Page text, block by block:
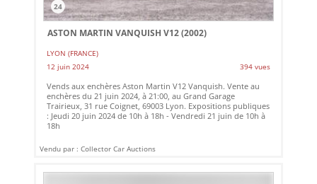
24
ASTON MARTIN VANQUISH V12 (2002)
LYON (FRANCE)
12 juin 2024
394 vues
Vends aux enchères Aston Martin V12 Vanquish. Vente au
enchères du 21 juin 2024, à 21:00, au Grand Garage
Trairieux, 31 rue Coignet, 69003 Lyon. Expositions publiques
: Jeudi 20 juin 2024 de 10h à 18h - Vendredi 21 juin de 10h à
18h
Vendu par : Collector Car Auctions